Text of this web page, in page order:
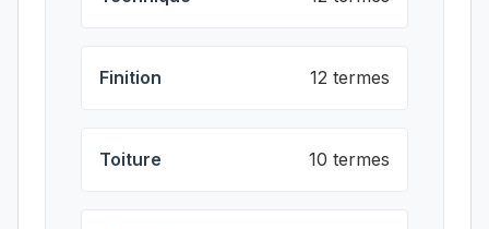
Finition 12 termes
Toiture 10 termes